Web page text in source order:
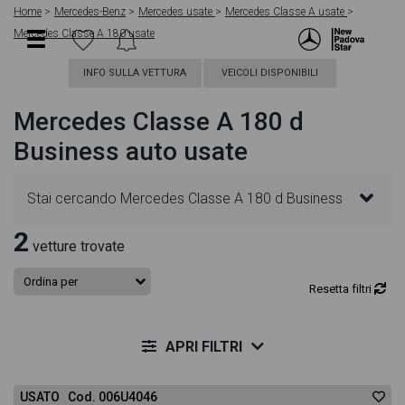
Home Mercedes-Benz Mercedes usate
Mercedes Classe A usate
Mercedes Classe A 180 usate
INFO SULLA VETTURA VEICOLI DISPONIBILI
Mercedes Classe A 180 d
Business auto usate
Stai cercando Mercedes Classe A 180 d Business
auto? In questa pagina troverai le migliori offerte
per acquistare un veicolo Mercedes usato. Le
2 vetture trovate
Resetta filtri
APRI FILTRI
USATO Cod. 006U4046